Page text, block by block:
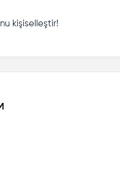
kişiselleştir!